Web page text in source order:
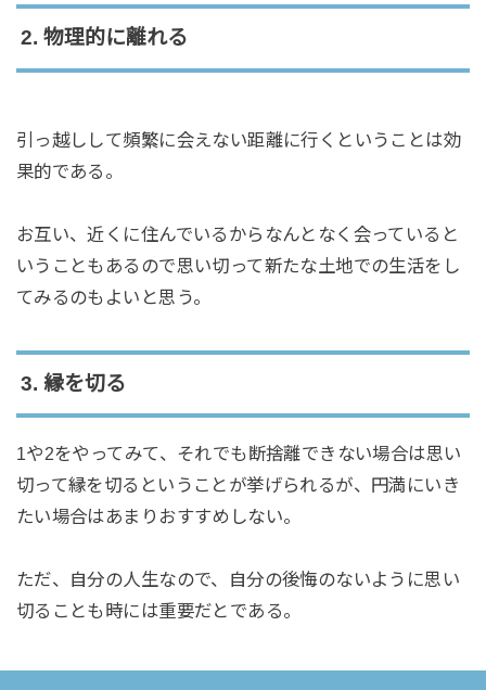
2. 物理的に離れる
引っ越しして頻繁に会えない距離に行くということは効
果的である。
お互い、近くに住んでいるからなんとなく会っていると
いうこともあるので思い切って新たな土地での生活をし
てみるのもよいと思う。
3. 縁を切る
1や2をやってみて、それでも断捨離できない場合は思い
切って縁を切るということが挙げられるが、円満にいき
たい場合はあまりおすすめしない。
ただ、自分の人生なので、自分の後悔のないように思い
切ることも時には重要だとである。